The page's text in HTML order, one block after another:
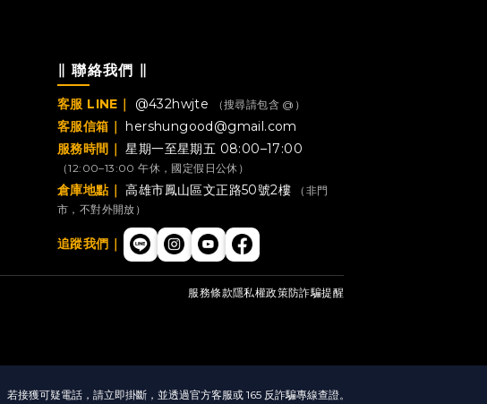
∥ 聯絡我們 ∥
客服 LINE｜ @432hwjte （搜尋請包含 @）
客服信箱｜ hershungood@gmail.com
服務時間｜ 星期一至星期五 08:00–17:00
（12:00–13:00 午休，國定假日公休）
倉庫地點｜ 高雄市鳳山區文正路50號2樓
（非門
市，不對外開放）
追蹤我們｜
服務條款隱私權政策防詐騙提醒
接獲可疑電話，請立即掛斷，並透過官方客服或 165 反詐騙專線查證。